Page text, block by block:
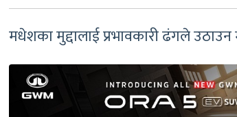
मधेशका मुद्दालाई प्रभावकारी ढंगले